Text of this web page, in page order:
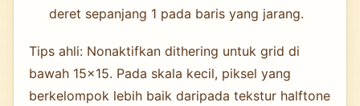
deret sepanjang 1 pada baris yang jarang.
Tips ahli: Nonaktifkan dithering untuk grid di
bawah 15×15. Pada skala kecil, piksel yang
berkelompok lebih baik daripada tekstur halftone